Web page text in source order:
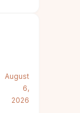
August
6,
2026